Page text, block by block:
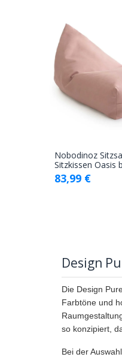
In
Nobodinoz
Sitzkissen Oasis
83,99€
Design
Die Design
Farbtöne und
so konzipiert,
Bei der